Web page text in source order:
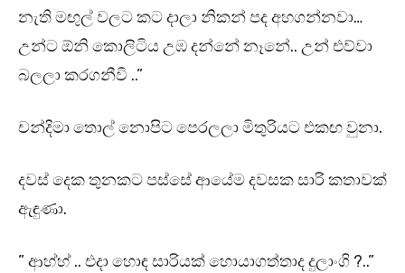
නැති මඟුල් වලට කට දාලා නිකන් පද අහගන්නවා…
උන්ට ඕනි කොලිටිය උඹ දන්නේ නෑනේ.. උන් එව්වා
බලලා කරගනීවි ..”
චන්දිමා තොල් නොපිට පෙරලලා මිතුරියට එකඟ වුනා.
දවස් දෙක තුනකට පස්සේ ආයේම දවසක සාරි කතාවක්
ඇඳුණා.
” ආහ්හ් .. එදා හොඳ සාරියක් හොයාගත්තාද දුලාංගි ?..”